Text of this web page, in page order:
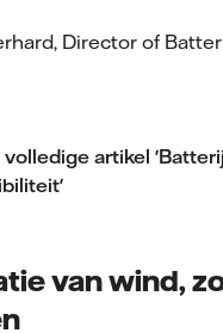
Director of
volledige artikel
van wind,